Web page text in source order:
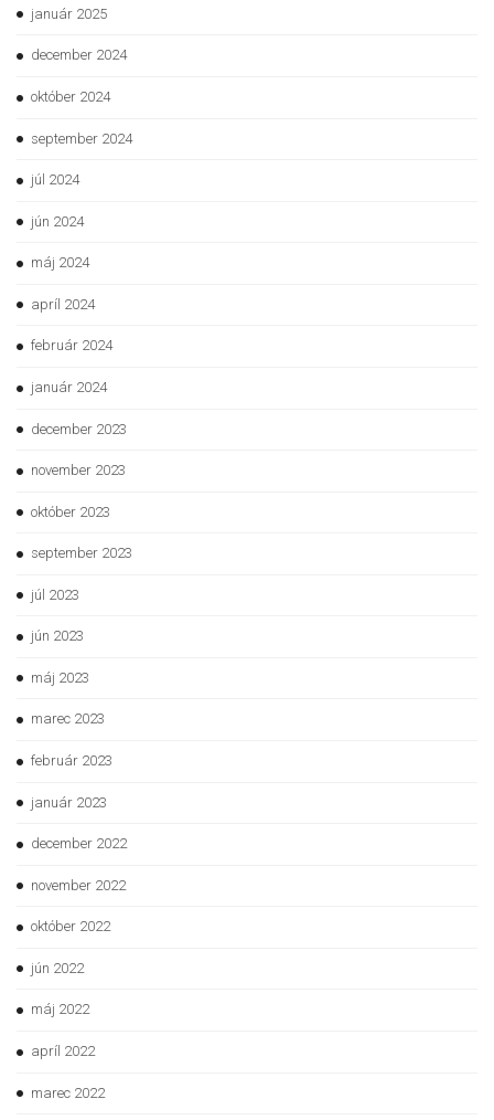
január 2025
december 2024
október 2024
september 2024
júl 2024
jún 2024
máj 2024
apríl 2024
február 2024
január 2024
december 2023
november 2023
október 2023
september 2023
júl 2023
jún 2023
máj 2023
marec 2023
február 2023
január 2023
december 2022
november 2022
október 2022
jún 2022
máj 2022
apríl 2022
marec 2022